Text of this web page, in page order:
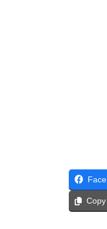
Copy